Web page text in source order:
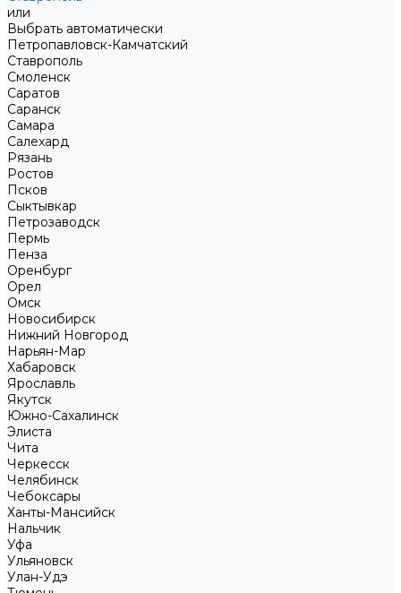
или
Выбрать автоматически
Петропавловск-Камчатский
Ставрополь
Смоленск
Саратов
Саранск
Самара
Салехард
Рязань
Ростов
Псков
Сыктывкар
Петрозаводск
Пермь
Пенза
Оренбург
Орел
Омск
Новосибирск
Нижний Новгород
Нарьян-Мар
Хабаровск
Ярославль
Якутск
Южно-Сахалинск
Элиста
Чита
Черкесск
Челябинск
Чебоксары
Ханты-Мансийск
Нальчик
Уфа
Ульяновск
Улан-Удэ